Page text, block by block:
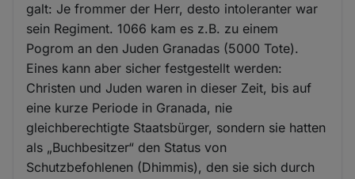
galt: Je frommer der Herr, desto intoleranter war
sein Regiment. 1066 kam es z.B. zu einem
Pogrom an den Juden Granadas (5000 Tote).
Eines kann aber sicher festgestellt werden:
Christen und Juden waren in dieser Zeit, bis auf
eine kurze Periode in Granada, nie
gleichberechtigte Staatsbürger, sondern sie hatten
als „Buchbesitzer“ den Status von
Schutzbefohlenen (Dhimmis), den sie sich durch